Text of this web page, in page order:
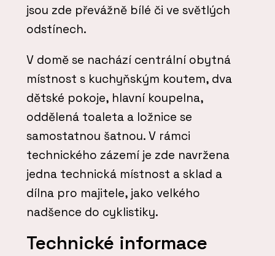
jsou zde převážně bílé či ve světlých
odstínech.
V domě se nachází centrální obytná
místnost s kuchyňským koutem, dva
dětské pokoje, hlavní koupelna,
oddělená toaleta a ložnice se
samostatnou šatnou. V rámci
technického zázemí je zde navržena
jedna technická místnost a sklad a
dílna pro majitele, jako velkého
nadšence do cyklistiky.
Technické informace